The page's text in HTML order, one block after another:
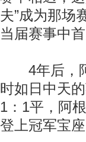
夫”成为那场
当届赛事中
4年后，阿
时如日中天
1：1平，阿
登上冠军宝座